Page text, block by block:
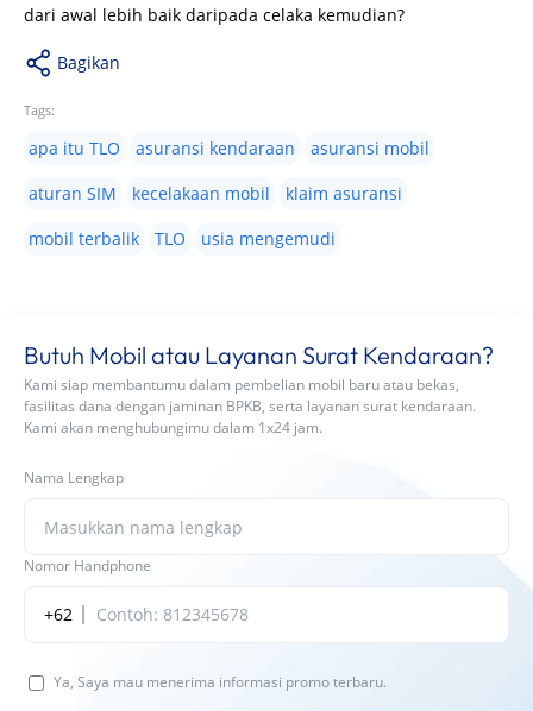
dari awal lebih baik daripada celaka kemudian?
Bagikan
Tags:
apa itu TLO asuransi kendaraan
asuransi mobil
aturan SIM
kecelakaan mobil
klaim asuransi
mobil terbalik
TLO usia mengemudi
Butuh Mobil atau Layanan Surat Kendaraan?
Kami siap membantumu dalam pembelian mobil baru atau bekas,
fasilitas dana dengan jaminan BPKB, serta layanan surat kendaraan.
Kami akan menghubungimu dalam 1x24 jam.
Nama Lengkap
Nomor Handphone
+62
Ya, Saya mau menerima informasi promo terbaru.